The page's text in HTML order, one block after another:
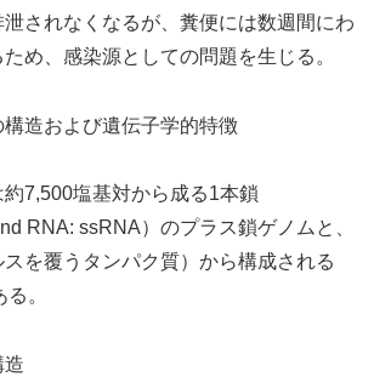
されなくなるが、糞便には数週間にわ
め、感染源としての問題を生じる。
造および遺伝子学的特徴
7,500塩基対から成る1本鎖
RNA: ssRNA）のプラス鎖ゲノムと、
を覆うタンパク質）から構成される
。
造